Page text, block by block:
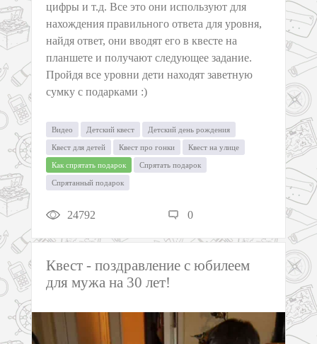
цифры и т.д. Все это они используют для
нахождения правильного ответа для уровня,
найдя ответ, они вводят его в квесте на
планшете и получают следующее задание.
Пройдя все уровни дети находят заветную
сумку с подарками :)
Видео Детский квест Детский день рождения
Квест для детей Квест про гонки Квест на улице
Как спрятать подарок Спрятать подарок
Спрятанный подарок
24792 0
Квест - поздравление с юбилеем
для мужа на 30 лет!